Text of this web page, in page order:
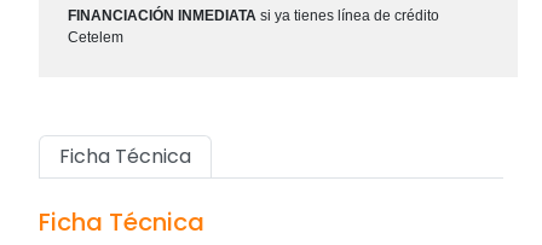
FINANCIACIÓN INMEDIATA si ya tienes línea de crédito
Cetelem
Ficha Técnica
Ficha Técnica